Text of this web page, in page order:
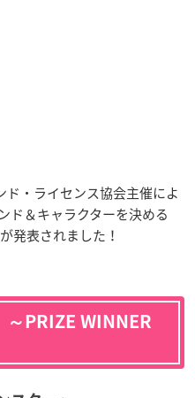
・ライセンス協会主催によ
ド＆キャラクターを決める
が発表されました！
PRIZE WINNER